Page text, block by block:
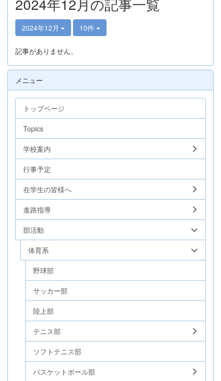
2024年12月 10件
記事がありません。
メニュー
トップページ
Topics
学校案内
行事予定
在学生の皆様へ
進路指導
部活動
体育系
野球部
サッカー部
陸上部
テニス部
ソフトテニス部
バスケットボール部